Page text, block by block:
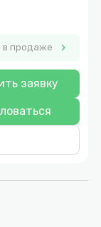
в продаже chevron_right
заявку